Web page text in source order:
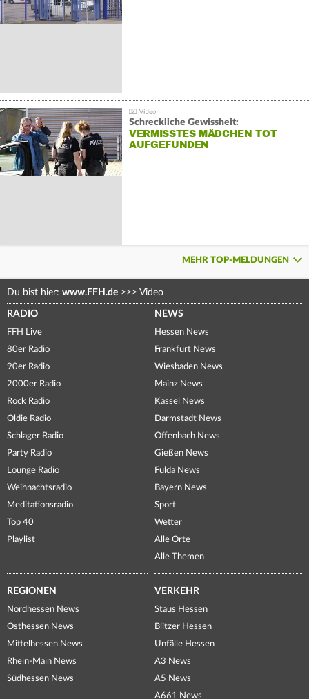
Schreckliche Gewissheit:
VERMISSTES MÄDCHEN TOT
AUFGEFUNDEN
MEHR TOP-MELDUNGEN
Du bist hier: www.FFH.de >>> Video
RADIO
FFH Live
80er Radio
90er Radio
2000er Radio
Rock Radio
Oldie Radio
Schlager Radio
Party Radio
Lounge Radio
Weihnachtsradio
Meditationsradio
Top 40
Playlist
NEWS
Hessen News
Frankfurt News
Wiesbaden News
Mainz News
Kassel News
Darmstadt News
Offenbach News
Gießen News
Fulda News
Bayern News
Sport
Wetter
Alle Orte
Alle Themen
REGIONEN
Nordhessen News
Osthessen News
Mittelhessen News
Rhein-Main News
Südhessen News
VERKEHR
Staus Hessen
Blitzer Hessen
Unfälle Hessen
A3 News
A5 News
A661 News